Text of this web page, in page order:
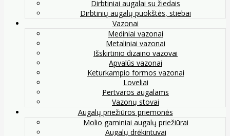
Dirbtiniai augalai su žiedais
Dirbtinių augalų puokštės, stiebai
Vazonai
Mediniai vazonai
Metaliniai vazonai
Išskirtinio dizaino vazovai
Apvalūs vazonai
Keturkampio formos vazonai
Loveliai
Pertvaros augalams
Vazonų stovai
Augalų priežiūros priemonės
Molio gaminiai augalų priežiūrai
Augalų drėkintuvai